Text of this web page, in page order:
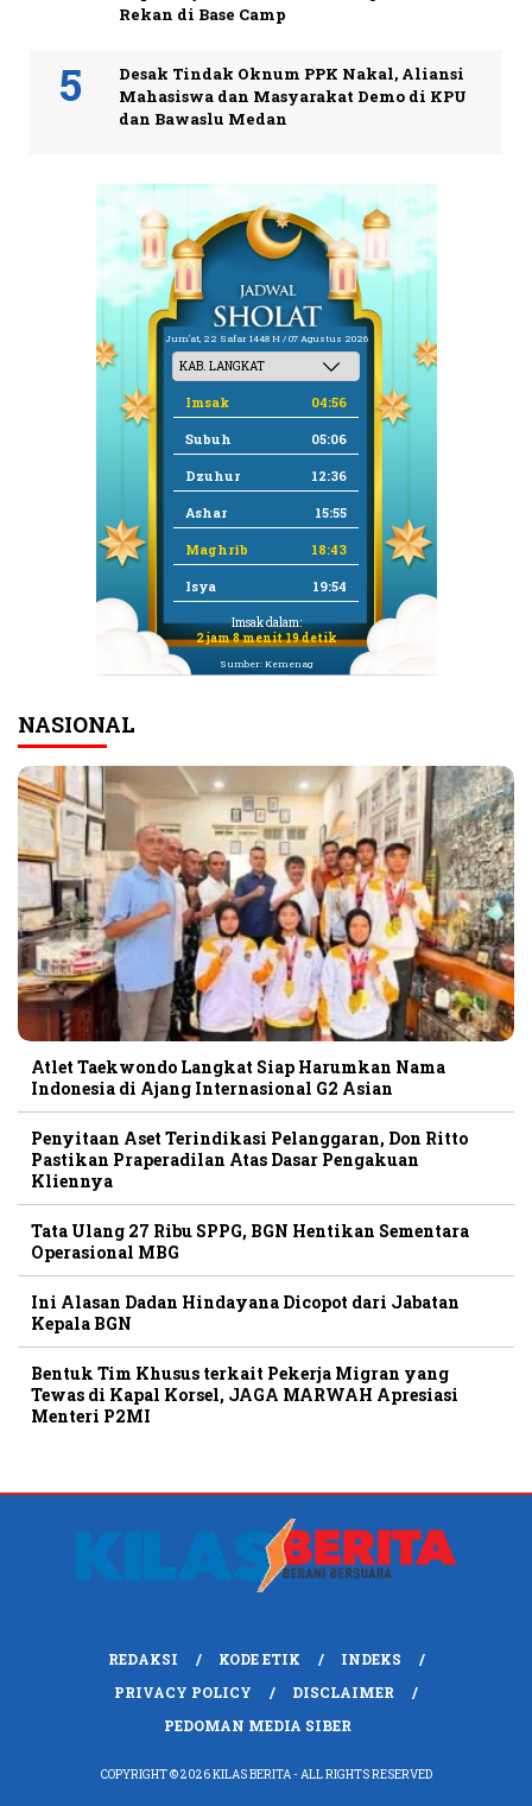
Rekan di Base Camp
Desak Tindak Oknum PPK Nakal, Aliansi
Mahasiswa dan Masyarakat Demo di KPU
dan Bawaslu Medan
Jum'at, 22 Safar 1448 H / 07 Agustus 2026
Imsak 04:56
Subuh 05:06
Dzuhur 12:36
Ashar 15:55
Maghrib 18:43
Isya 19:54
Imsak dalam:
2 jam 8 menit 18 detik
Sumber: Kemenag
NASIONAL
Atlet Taekwondo Langkat Siap Harumkan Nama
Indonesia di Ajang Internasional G2 Asian
Penyitaan Aset Terindikasi Pelanggaran, Don Ritto
Pastikan Praperadilan Atas Dasar Pengakuan
Kliennya
Tata Ulang 27 Ribu SPPG, BGN Hentikan Sementara
Operasional MBG
Ini Alasan Dadan Hindayana Dicopot dari Jabatan
Kepala BGN
Bentuk Tim Khusus terkait Pekerja Migran yang
Tewas di Kapal Korsel, JAGA MARWAH Apresiasi
Menteri P2MI
REDAKSI KODE ETIK
INDEKS
PRIVACY POLICY
DISCLAIMER
PEDOMAN MEDIA SIBER
COPYRIGHT © 2026 KILAS BERITA - ALL RIGHTS RESERVED